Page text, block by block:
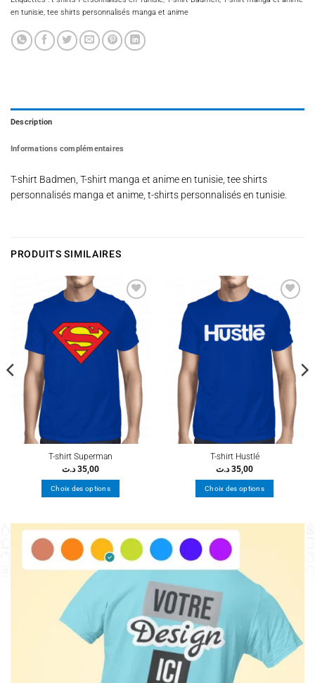
en tunisie, tee shirts personnalisés manga et anime
Description
Informations complémentaires
T-shirt Badmen, T-shirt manga et anime en tunisie, tee shirts
personnalisés manga et anime, t-shirts personnalisés en tunisie.
PRODUITS SIMILAIRES
Ajouter
à la
wishlist
T-shirt Superman
35,00 د.ت
Choix des options
a
plusieurs
variations.
Les
options
choisies
sur
Ajouter
à la
wishlist
T-shirt Hustlé
35,00 د.ت
Choix des options
a
Les
options
choisies
page
du